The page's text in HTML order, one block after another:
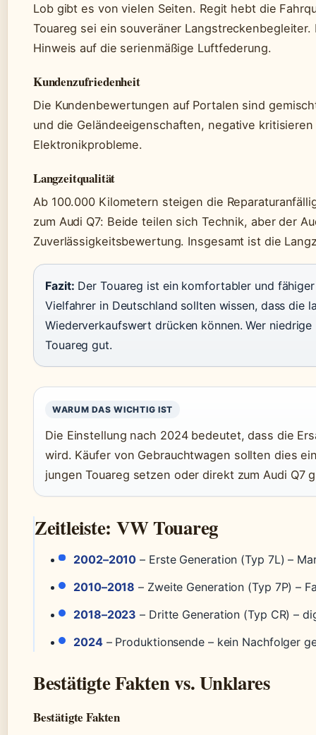
Lob gibt es von vielen Seiten. Regit hebt die
Touareg sei ein souveräner
Hinweis auf die serienmäßige Luftfederung.
Kundenzufriedenheit
Die Kundenbewertungen auf Portalen sind
und die Geländeeigenschaften, negative
Elektronikprobleme.
Langzeitqualität
Ab 100.000 Kilometern steigen die
zum Audi Q7: Beide teilen sich Technik, aber der
Zuverlässigkeitsbewertung. Insgesamt ist die
Fazit: Der Touareg ist ein komfortabler und
Vielfahrer in Deutschland sollten wissen, dass die
Wiederverkaufswert drücken können. Wer
Touareg gut.
WARUM DAS WICHTIG IST
Die Einstellung nach 2024 bedeutet, dass die
wird. Käufer von Gebrauchtwagen sollten dies
jungen Touareg setzen oder direkt zum Audi Q7
Zeitleiste: VW Touareg
2002–2010 – Erste Generation (Typ 7L) –
2010–2018 – Zweite Generation (Typ 7P) –
2018–2023 – Dritte Generation (Typ CR) –
2024– Produktionsende – kein Nachfolger
Bestätigte Fakten vs. Unklares
Bestätigte Fakten